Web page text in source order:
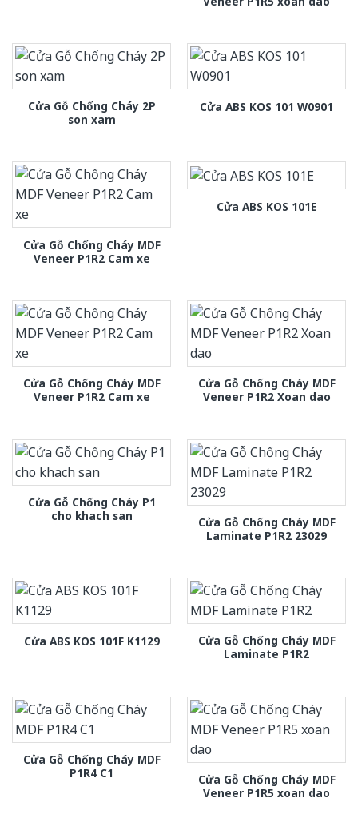
Cửa Gỗ Chống Cháy 2P
son xam
Cửa ABS KOS 101 W0901
Cửa Gỗ Chống Cháy MDF
Veneer P1R2 Cam xe
Cửa ABS KOS 101E
Cửa Gỗ Chống Cháy MDF
Veneer P1R2 Cam xe
Cửa Gỗ Chống Cháy MDF
Veneer P1R2 Xoan dao
Cửa Gỗ Chống Cháy P1
cho khach san
Cửa Gỗ Chống Cháy MDF
Laminate P1R2 23029
Cửa ABS KOS 101F K1129
Cửa Gỗ Chống Cháy MDF
Laminate P1R2
Cửa Gỗ Chống Cháy MDF
P1R4 C1
Cửa Gỗ Chống Cháy MDF
Veneer P1R5 xoan dao